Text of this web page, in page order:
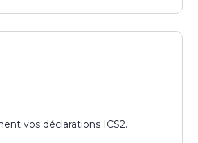
vos déclarations ICS2.